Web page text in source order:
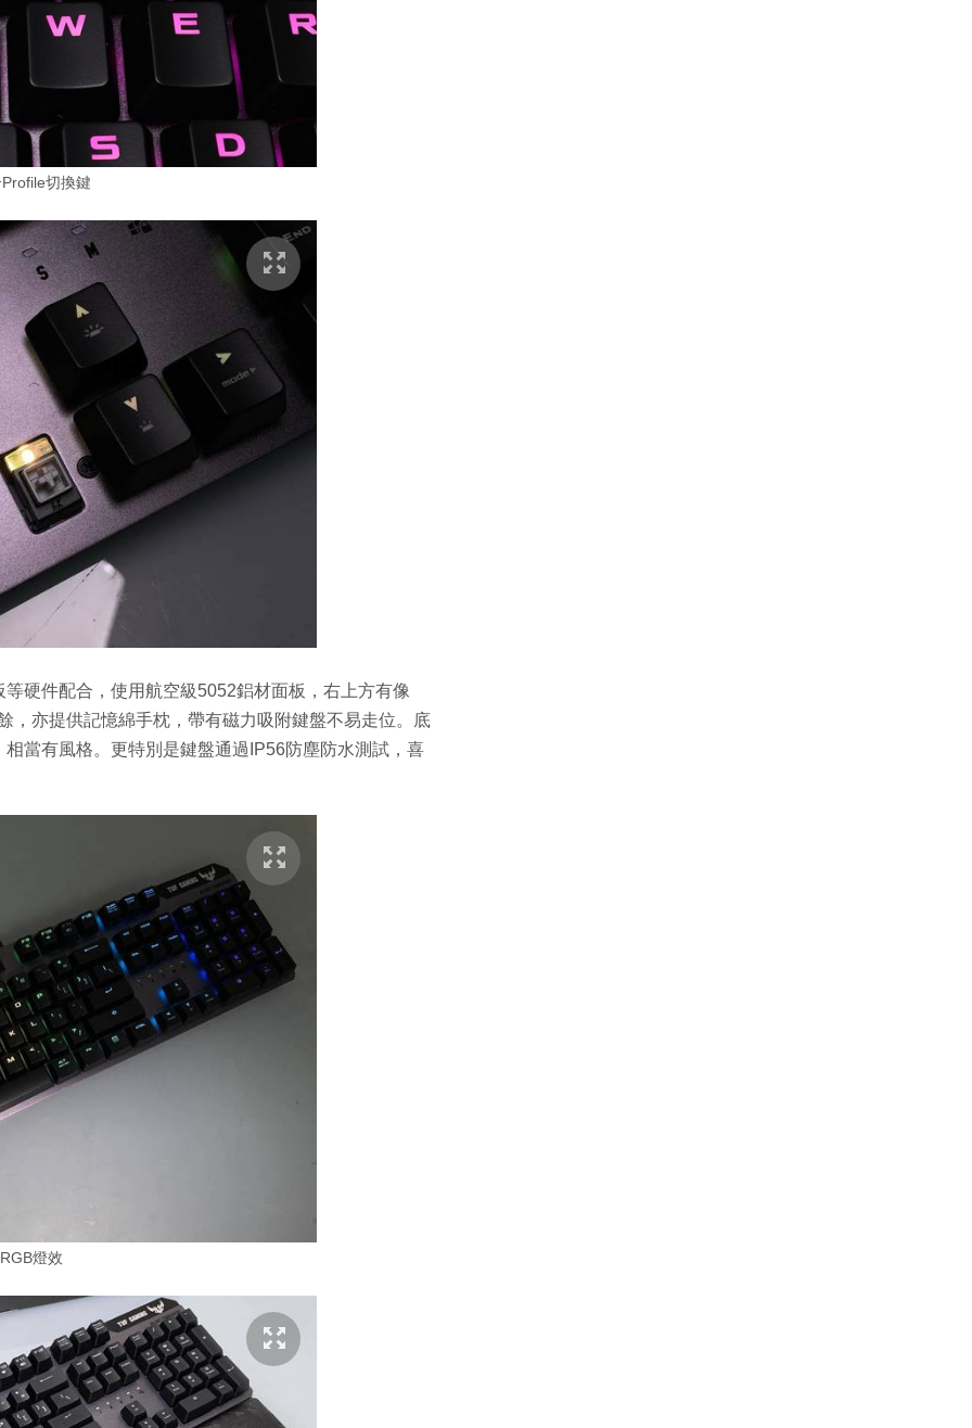
切換鍵
硬件配合，使用航空級5052鋁材面板，右上方有像
，亦提供記憶綿手枕，帶有磁力吸附鍵盤不易走位。底
當有風格。更特別是鍵盤通過IP56防塵防水測試，喜
RGB燈效